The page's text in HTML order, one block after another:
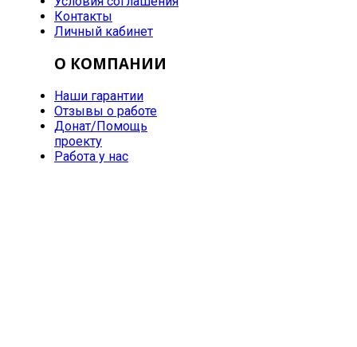
Контакты
Личный кабинет
О КОМПАНИИ
Наши гарантии
Отзывы о работе
Донат/Помощь
проекту
Работа у нас